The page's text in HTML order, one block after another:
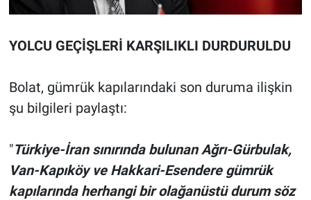
YOLCU GEÇİŞLERİ KARŞILIKLI DURDURULDU
Bolat, gümrük kapılarındaki son duruma ilişkin
şu bilgileri paylaştı:
"Türkiye-İran sınırında bulunan Ağrı-Gürbulak,
Van-Kapıköy ve Hakkari-Esendere gümrük
kapılarında herhangi bir olağanüstü durum söz